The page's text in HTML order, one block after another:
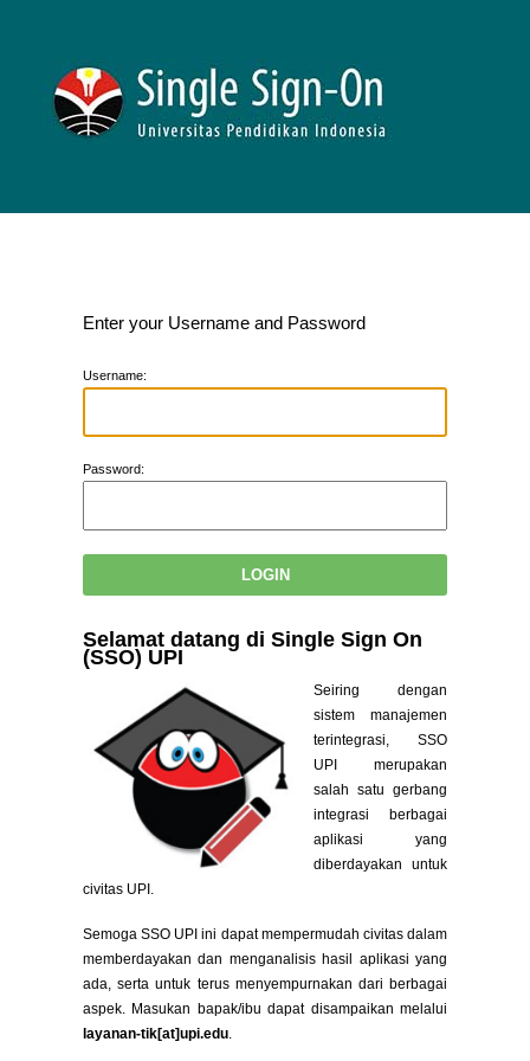
Enter your Username and Password
Username:
Password:
Selamat datang di Single Sign On
(SSO) UPI
Seiring dengan
sistem manajemen
terintegrasi, SSO
UPI merupakan
salah satu gerbang
integrasi berbagai
aplikasi yang
diberdayakan untuk
civitas UPI.
Semoga SSO UPI ini dapat mempermudah civitas dalam
memberdayakan dan menganalisis hasil aplikasi yang
ada, serta untuk terus menyempurnakan dari berbagai
aspek. Masukan bapak/ibu dapat disampaikan melalui
layanan-tik[at]upi.edu.